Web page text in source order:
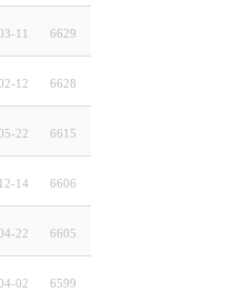
11 6629
12 6628
22 6615
12-14 6606
22 6605
02 6599